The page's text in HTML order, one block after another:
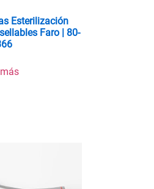
Esterilización
Faro | 80-